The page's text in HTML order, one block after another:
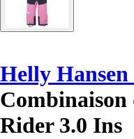
Helly Hansen
Combinaison
Rider 3.0 Ins